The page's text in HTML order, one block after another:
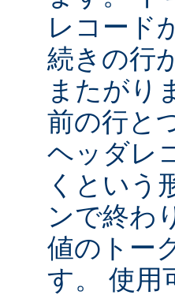
レコード
続きの行
またがり
前の行と
ヘッダレ
くという
ンで終わ
値のトー
す。 使用